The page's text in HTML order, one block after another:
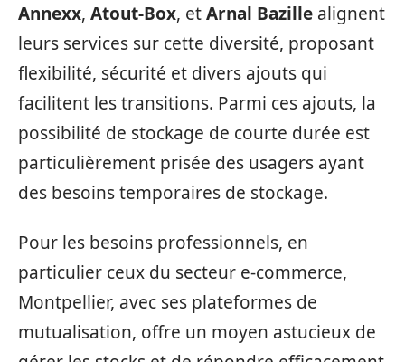
Annexx, Atout-Box, etArnal Bazille alignent
leurs services sur cette diversité, proposant
flexibilité, sécurité et divers ajouts qui
facilitent les transitions. Parmi ces ajouts, la
possibilité de stockage de courte durée est
particulièrement prisée des usagers ayant
des besoins temporaires de stockage.
Pour les besoins professionnels, en
particulier ceux du secteur e-commerce,
Montpellier, avec ses plateformes de
mutualisation, offre un moyen astucieux de